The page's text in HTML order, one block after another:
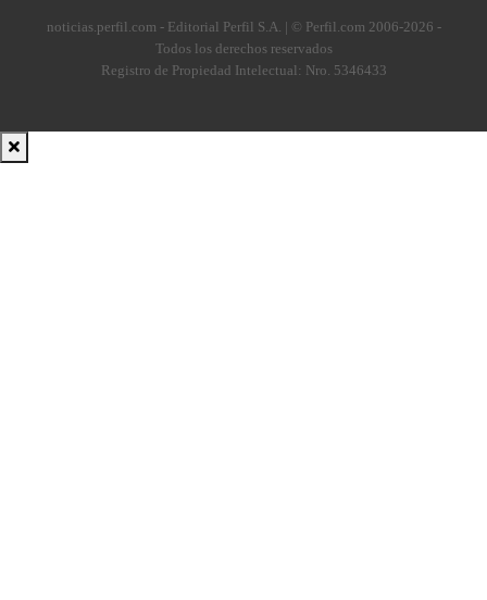
noticias.perfil.com - Editorial Perfil S.A. | © Perfil.com 2006-2026 -
Todos los derechos reservados
Registro de Propiedad Intelectual: Nro. 5346433